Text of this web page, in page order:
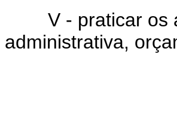
V - praticar os
administrativa,